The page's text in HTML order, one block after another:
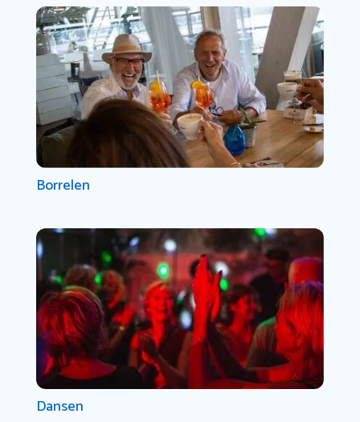
Borrelen
Dansen